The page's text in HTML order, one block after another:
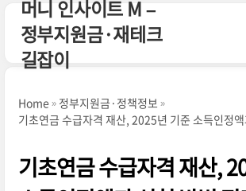
본문 바로가기
머니 인사이트 M –
정부지원금·재테크
길잡이
Home
정부지원금·정책정보
기초연금 수급자격 재산, 2025년 기준 소득인정
기초연금 수급자격 재산,